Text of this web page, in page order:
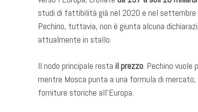
studi di fattibilità già nel 2020 e nel settembre
Pechino, tuttavia, non è giunta alcuna
attualmente in stallo.
Il nodo principale resta il prezzo. Pechino vuole
mentre Mosca punta a una formula di
forniture storiche all’Europa.